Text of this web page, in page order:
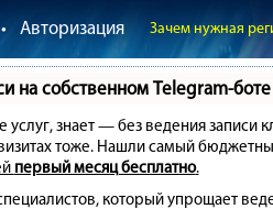
• Авторизация Зачем нужная
на собственном Telegram-боте
услуг, знает — без ведения
тоже. Нашли самый
первый месяц бесплатно.
который упрощает